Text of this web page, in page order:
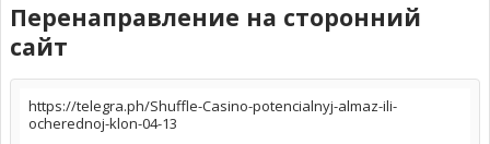
Перенаправление на сторонний
сайт
https://telegra.ph/Shuffle-Casino-potencialnyj-almaz-ili-
ocherednoj-klon-04-13